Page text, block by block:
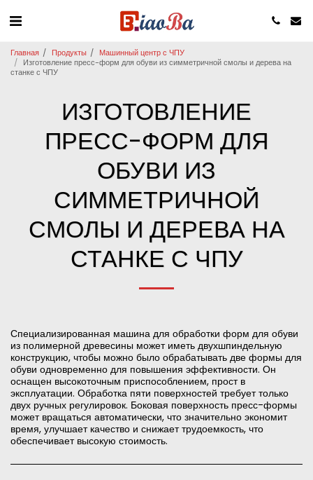
Главная Продукты
Машинный центр с ЧПУ
Изготовление пресс-форм для обуви из симметричной смолы и дерева на
станке с ЧПУ
ИЗГОТОВЛЕНИЕ
ПРЕСС-ФОРМ ДЛЯ
ОБУВИ ИЗ
СИММЕТРИЧНОЙ
СМОЛЫ И ДЕРЕВА НА
СТАНКЕ С ЧПУ
Специализированная машина для обработки форм для обуви
из полимерной древесины может иметь двухшпиндельную
конструкцию, чтобы можно было обрабатывать две формы для
обуви одновременно для повышения эффективности. Он
оснащен высокоточным приспособлением, прост в
эксплуатации. Обработка пяти поверхностей требует только
двух ручных регулировок. Боковая поверхность пресс-формы
может вращаться автоматически, что значительно экономит
время, улучшает качество и снижает трудоемкость, что
обеспечивает высокую стоимость.